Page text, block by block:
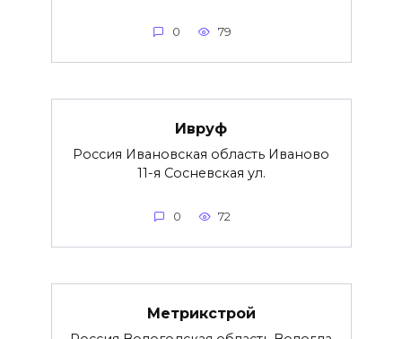
0 79
Ивруф
Россия Ивановская область Иваново
11-я Сосневская ул.
0 72
Метрикстрой